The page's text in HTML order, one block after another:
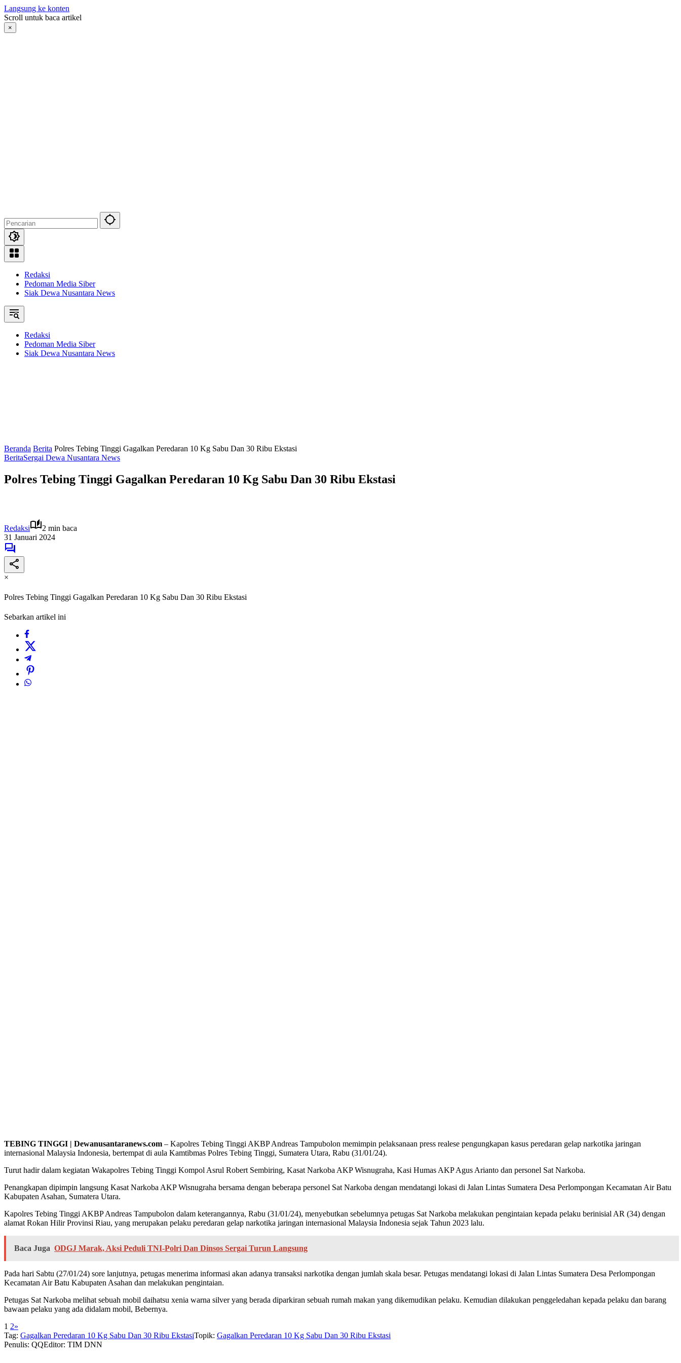
Langsung ke konten
Scroll untuk baca artikel
×
Redaksi
Pedoman Media Siber
Siak Dewa Nusantara News
Redaksi
Pedoman Media Siber
Siak Dewa Nusantara News
Beranda Berita Polres Tebing Tinggi Gagalkan Peredaran 10 Kg Sabu Dan 30 Ribu Ekstasi
BeritaSergai Dewa Nusantara News
Polres Tebing Tinggi Gagalkan Peredaran 10 Kg Sabu Dan 30 Ribu Ekstasi
Redaksi
2 min baca
31 Januari 2024
×
Polres Tebing Tinggi Gagalkan Peredaran 10 Kg Sabu Dan 30 Ribu Ekstasi
Sebarkan artikel ini
TEBING TINGGI | Dewanusantaranews.com – Kapolres Tebing Tinggi AKBP Andreas Tampubolon memimpin pelaksanaan press realese pengungkapan kasus peredaran gelap narkotika jaringan
internasional Malaysia Indonesia, bertempat di aula Kamtibmas Polres Tebing Tinggi, Sumatera Utara, Rabu (31/01/24).
Turut hadir dalam kegiatan Wakapolres Tebing Tinggi Kompol Asrul Robert Sembiring, Kasat Narkoba AKP Wisnugraha, Kasi Humas AKP Agus Arianto dan personel Sat Narkoba.
Penangkapan dipimpin langsung Kasat Narkoba AKP Wisnugraha bersama dengan beberapa personel Sat Narkoba dengan mendatangi lokasi di Jalan Lintas Sumatera Desa Perlompongan Kecamatan Air Batu
Kabupaten Asahan, Sumatera Utara.
Kapolres Tebing Tinggi AKBP Andreas Tampubolon dalam keterangannya, Rabu (31/01/24), menyebutkan sebelumnya petugas Sat Narkoba melakukan pengintaian kepada pelaku berinisial AR (34) dengan
alamat Rokan Hilir Provinsi Riau, yang merupakan pelaku peredaran gelap narkotika jaringan internasional Malaysia Indonesia sejak Tahun 2023 lalu.
Baca Juga ODGJ Marak, Aksi Peduli TNI-Polri Dan Dinsos Sergai Turun Langsung
Pada hari Sabtu (27/01/24) sore lanjutnya, petugas menerima informasi akan adanya transaksi narkotika dengan jumlah skala besar. Petugas mendatangi lokasi di Jalan Lintas Sumatera Desa Perlompongan
Kecamatan Air Batu Kabupaten Asahan dan melakukan pengintaian.
Petugas Sat Narkoba melihat sebuah mobil daihatsu xenia warna silver yang berada diparkiran sebuah rumah makan yang dikemudikan pelaku. Kemudian dilakukan penggeledahan kepada pelaku dan barang
bawaan pelaku yang ada didalam mobil, Bebernya.
1 2»
Tag: Gagalkan Peredaran 10 Kg Sabu Dan 30 Ribu EkstasiTopik: Gagalkan Peredaran 10 Kg Sabu Dan 30 Ribu Ekstasi
Penulis: QQEditor: TIM DNN